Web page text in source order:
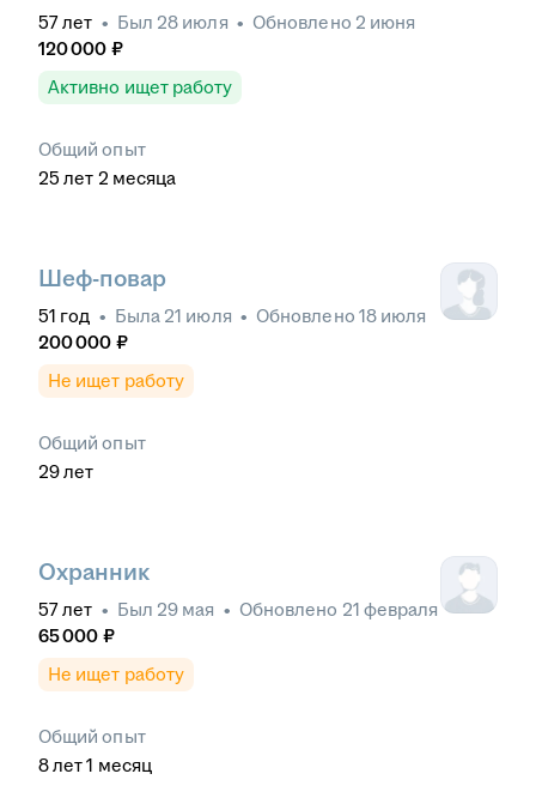
57лет • Был 28 июля • Обновлено 2 июня
120 000 ₽
Активно ищет работу
Общий опыт
25 лет 2 месяца
Шеф-повар
51 год • Была 21 июля • Обновлено 18 июля
200 000 ₽
Не ищет работу
Общий опыт
29лет
Охранник
57лет • Был 29 мая • Обновлено 21 февраля
65 000 ₽
Не ищет работу
Общий опыт
8лет 1 месяц